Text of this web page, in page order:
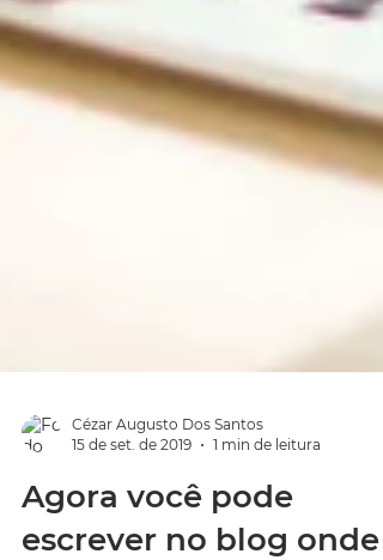
Cézar Augusto Dos Santos
15 de set. de 2019
1 min de leitura